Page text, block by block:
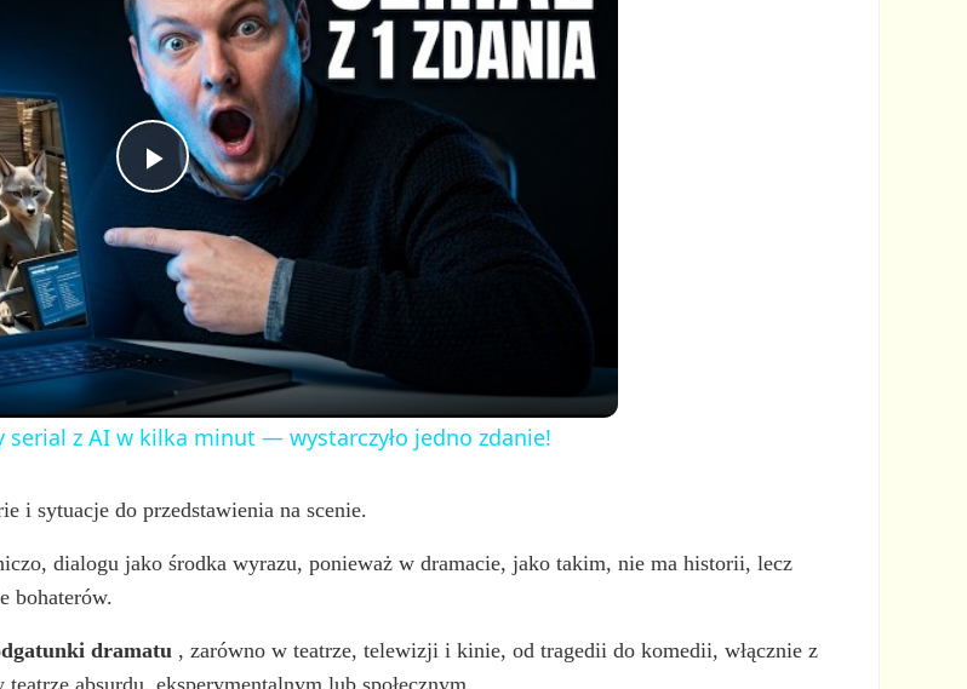
P
l
a
y
i
serial z AI w kilka minut — wystarczyło jedno zdanie!
i sytuacje do przedstawienia na scenie.
dialogu jako środka wyrazu, ponieważ w dramacie, jako takim, nie ma historii, lecz
bohaterów.
dramatu , zarówno w teatrze, telewizji i kinie, od tragedii do komedii, włącznie z